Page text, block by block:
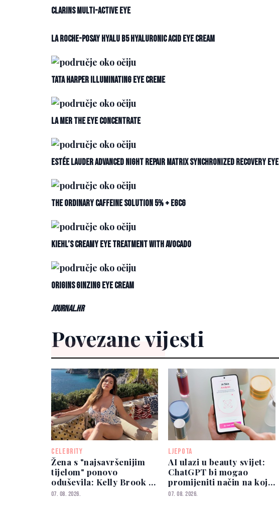
Clarins Multi-Active Eye
La Roche-Posay Hyalu B5 Hyaluronic Acid Eye Cream
Tata Harper Illuminating Eye Creme
La Mer The Eye Concentrate
Estée Lauder Advanced Night Repair Matrix Synchronized Recovery Eye
The Ordinary Caffeine Solution 5% + EGCG
Kiehl’s Creamy Eye Treatment with Avocado
Origins GinZing Eye Cream
Journal.hr
Povezane vijesti
CELEBRITY
Žena s "najsavršenijim
tijelom" ponovo
oduševila: Kelly Brook u
46. izgleda besprijekorno
07. 08. 2026.
LJEPOTA
AI ulazi u beauty svijet:
ChatGPT bi mogao
promijeniti način na koji
biramo šminku
07. 08. 2026.